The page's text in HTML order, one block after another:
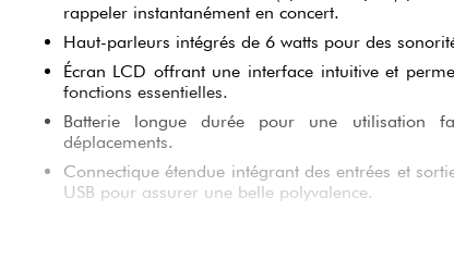
rappeler instantanément en concert.
Haut-parleurs intégrés de 6 watts pour des
Écran LCD offrant une interface intuitive et
fonctions essentielles.
Batterie longue durée pour une utilisation
déplacements.
Connectique étendue intégrant des entrées et
USB pour assurer une belle polyvalence.